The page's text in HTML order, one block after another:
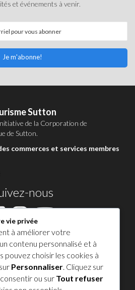
et événements à venir.
Je m'abonne!
Sutton
de la Corporation de
de Sutton.
commerces et services membres
nous
nous à Sutton
538-8455
vie privée
à améliorer votre
contenu personnalisé et à
pouvez choisir les cookies à
Personnaliser. Cliquez sur
ou sur Tout refuser